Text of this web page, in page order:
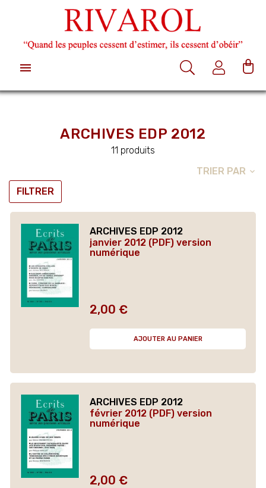

ARCHIVES EDP 2012
11 produits
FILTRER
TRIER PAR expand_more
ARCHIVES EDP 2012
janvier 2012 (PDF) version
numérique
Prix
2,00 €
AJOUTER AU PANIER
ARCHIVES EDP 2012
février 2012 (PDF) version
numérique
Prix
2,00 €